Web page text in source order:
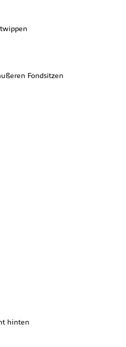
Fondsitzen
hinten